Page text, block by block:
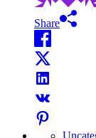
Share